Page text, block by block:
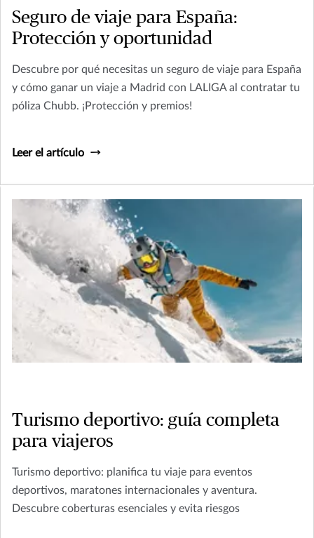
Seguro de viaje para España:
Protección y oportunidad
Descubre por qué necesitas un seguro de viaje para España
y cómo ganar un viaje a Madrid con LALIGA al contratar tu
póliza Chubb. ¡Protección y premios!
Leer el artículo
Turismo deportivo: guía completa
para viajeros
Turismo deportivo: planifica tu viaje para eventos
deportivos, maratones internacionales y aventura.
Descubre coberturas esenciales y evita riesgos